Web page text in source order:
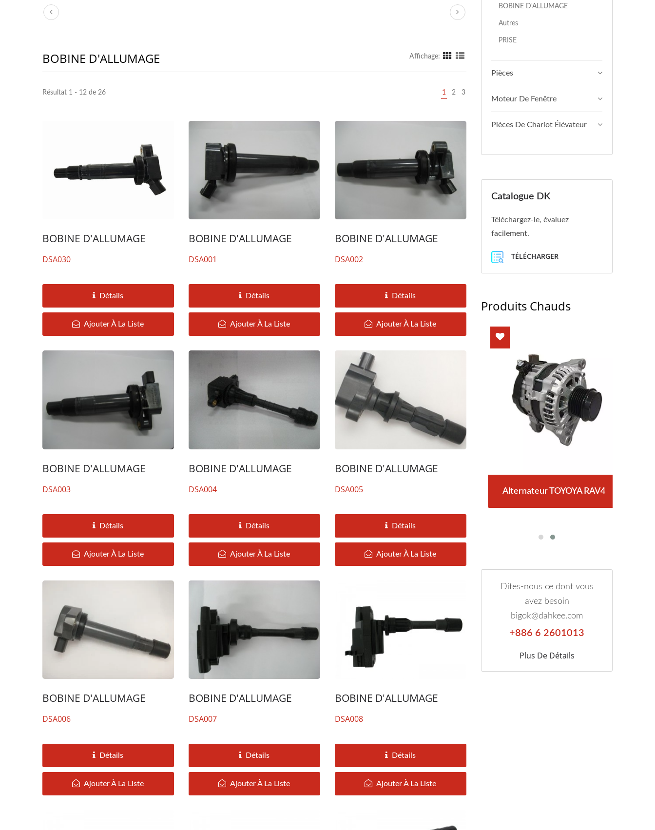
BOBINE D'ALLUMAGE Affichage:
Résultat 1 - 12 de 26 1 2 3
BOBINE D'ALLUMAGE
DSA030
Détails
Ajouter À La Liste
BOBINE D'ALLUMAGE
DSA001
Détails
Ajouter À La Liste
BOBINE D'ALLUMAGE
DSA002
Détails
Ajouter À La Liste
BOBINE D'ALLUMAGE
DSA003
Détails
Ajouter À La Liste
BOBINE D'ALLUMAGE
DSA004
Détails
Ajouter À La Liste
BOBINE D'ALLUMAGE
DSA005
Détails
Ajouter À La Liste
BOBINE D'ALLUMAGE
DSA006
Détails
Ajouter À La Liste
BOBINE D'ALLUMAGE
DSA007
Détails
Ajouter À La Liste
BOBINE D'ALLUMAGE
DSA008
Détails
Ajouter À La Liste
BOBINE D'ALLUMAGE
Autres
PRISE
Pièces
Moteur De Fenêtre
Pièces De Chariot Élévateur
Catalogue DK
Téléchargez-le, évaluez
facilement.
TÉLÉCHARGER
Produits Chauds
Démarreur TOYOYA RAV4,
Alternateur TOYOYA RAV4
Démarreur TOYOYA RAV4,
Alternateur TOYOYA RAV4
Dites-nous ce dont vous
avez besoin
bigok@dahkee.com
+886 6 2601013
Plus De Détails